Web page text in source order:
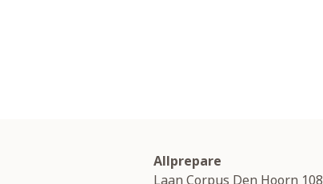
Allprepare
Laan Corpus Den Hoorn 108